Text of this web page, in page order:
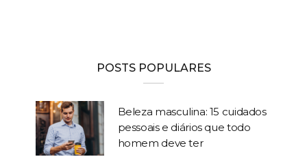
POSTS POPULARES
Beleza masculina: 15 cuidados
pessoais e diários que todo
homem deve ter